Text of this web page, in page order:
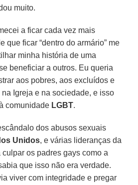
muito.
a ficar cada vez mais
que ficar “dentro do armário” me
minha história de uma
beneficiar a outros. Eu queria
aos pobres, aos excluídos e
Igreja e na sociedade, e isso
comunidade LGBT.
dos abusos sexuais
Unidos, e várias lideranças da
culpar os padres gays como a
que isso não era verdade.
viver com integridade e pregar